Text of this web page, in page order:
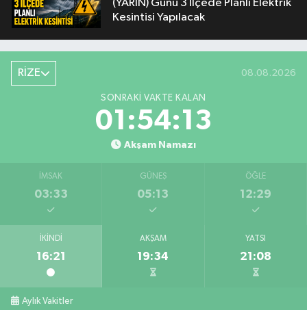
(YARIN) Günü 3 İlçede Planlı Elektrik
Kesintisi Yapılacak
RİZE 08.08.2026
SONRAKI VAKTE KALAN
01:54:12
Akşam Namazı
İMSAK
03:33
GÜNEŞ
05:13
ÖĞLE
12:29
İKINDI
16:21
AKŞAM
19:34
YATSI
21:08
Aylık Vakitler